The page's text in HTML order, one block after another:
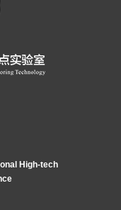
团有限公司二、培训计划
广州监督站、江苏省土木
城际公司、中铁隧道局集
二寸证件照1张。4.住宿地
公司，最终报价13.722万
公司，最终报价13.78万
5月10日。特此公示。 如
验室无线网络设备购置及
otherfile/20170502/1号补
下工程分会牵头，盾构及
督站和中铁隧道集团公司
于2017年3月下旬举办。
责人参加开班典礼并指
准，降低隧道盾构施工风
下工程分会牵头，盾构及
督站和中铁隧道集团公司
、广东珠三角城际轨道公
High-tech